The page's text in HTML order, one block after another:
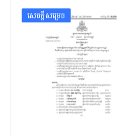
សេចក្ដីសម្រេច